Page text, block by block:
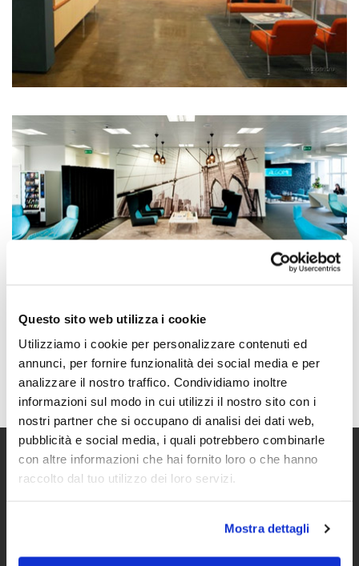
Questo sito web utilizza i cookie
Utilizziamo i cookie per personalizzare contenuti ed
annunci, per fornire funzionalità dei social media e per
analizzare il nostro traffico. Condividiamo inoltre
informazioni sul modo in cui utilizzi il nostro sito con i
nostri partner che si occupano di analisi dei dati web,
pubblicità e social media, i quali potrebbero combinarle
con altre informazioni che hai fornito loro o che hanno
raccolto dal tuo utilizzo dei loro servizi.
Mostra dettagli